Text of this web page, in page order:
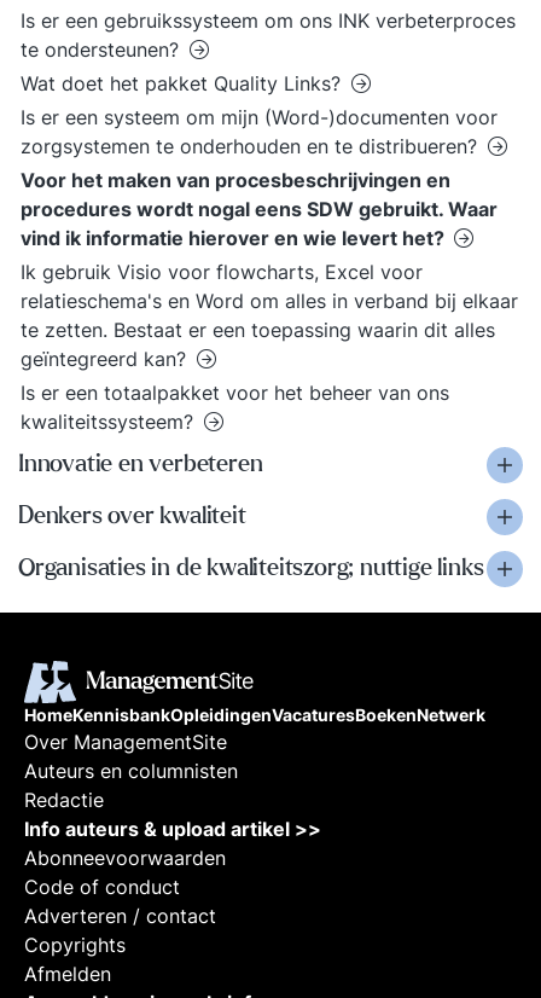
Is er een gebruikssysteem om ons INK verbeterproces
te ondersteunen?
Wat doet het pakket Quality Links?
Is er een systeem om mijn (Word-)documenten voor
zorgsystemen te onderhouden en te distribueren?
Voor het maken van procesbeschrijvingen en
procedures wordt nogal eens SDW gebruikt. Waar
vind ik informatie hierover en wie levert het?
Ik gebruik Visio voor flowcharts, Excel voor
relatieschema's en Word om alles in verband bij elkaar
te zetten. Bestaat er een toepassing waarin dit alles
geïntegreerd kan?
Is er een totaalpakket voor het beheer van ons
kwaliteitssysteem?
Innovatie en verbeteren
Denkers over kwaliteit
Organisaties in de kwaliteitszorg; nuttige links
HomeKennisbankOpleidingenVacaturesBoekenNetwerk
Over ManagementSite
Auteurs en columnisten
Redactie
Info auteurs & upload artikel >>
Abonneevoorwaarden
Code of conduct
Adverteren / contact
Copyrights
Afmelden